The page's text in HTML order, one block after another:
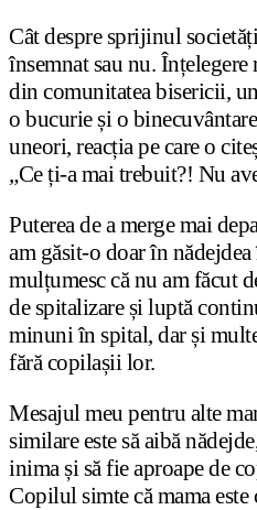
Cât despre sprijinul
însemnat sau nu.
din comunitatea bisericii,
o bucurie și o
uneori, reacția pe care o
„Ce ți-a mai trebuit?! Nu
Puterea de a merge mai
am găsit-o doar în
mulțumesc că nu am făcut
de spitalizare și luptă
minuni în spital, dar și
fără copilașii lor.
Mesajul meu pentru alte
similare este să aibă
inima și să fie aproape de
Copilul simte că mama este